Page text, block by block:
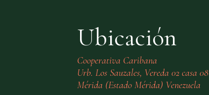
Ubicación
Cooperativa Caribana
Urb. Los Sauzales, Vereda 02 casa 08
Mérida (Estado Mérida) Venezuela